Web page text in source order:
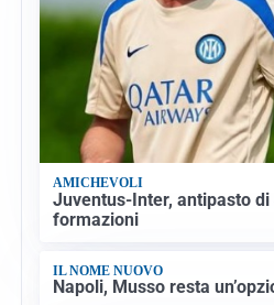
AMICHEVOLI
Juventus-Inter, antipasto
formazioni
IL NOME NUOVO
Napoli, Musso resta